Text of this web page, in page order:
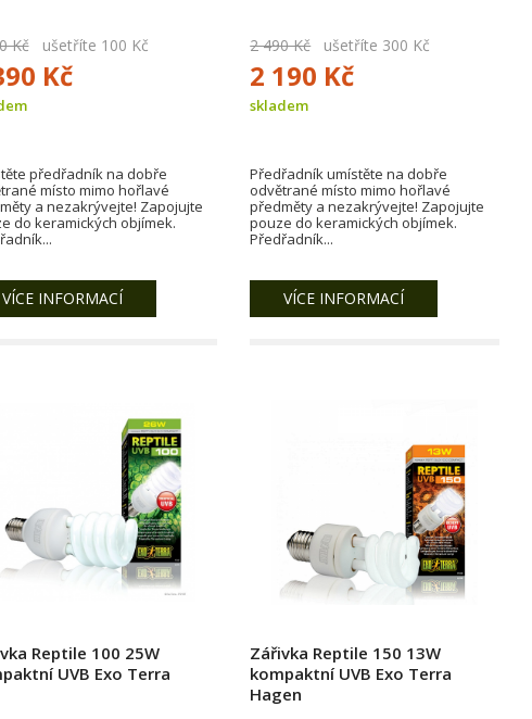
Kčušetříte 100 Kč
Kč
předřadník na dobře
místo mimo hořlavé
a nezakrývejte! Zapojujte
do keramických objímek.
VÍCE INFORMACÍ
2 490 Kčušetříte 300 Kč
2 190 Kč
skladem
Předřadník umístěte na dobře
odvětrané místo mimo hořlavé
předměty a nezakrývejte! Zapojujte
pouze do keramických objímek.
Předřadník...
VÍCE INFORMACÍ
Reptile 100 25W
UVB Exo Terra
Zářivka Reptile 150 13W
kompaktní UVB Exo Terra
Hagen